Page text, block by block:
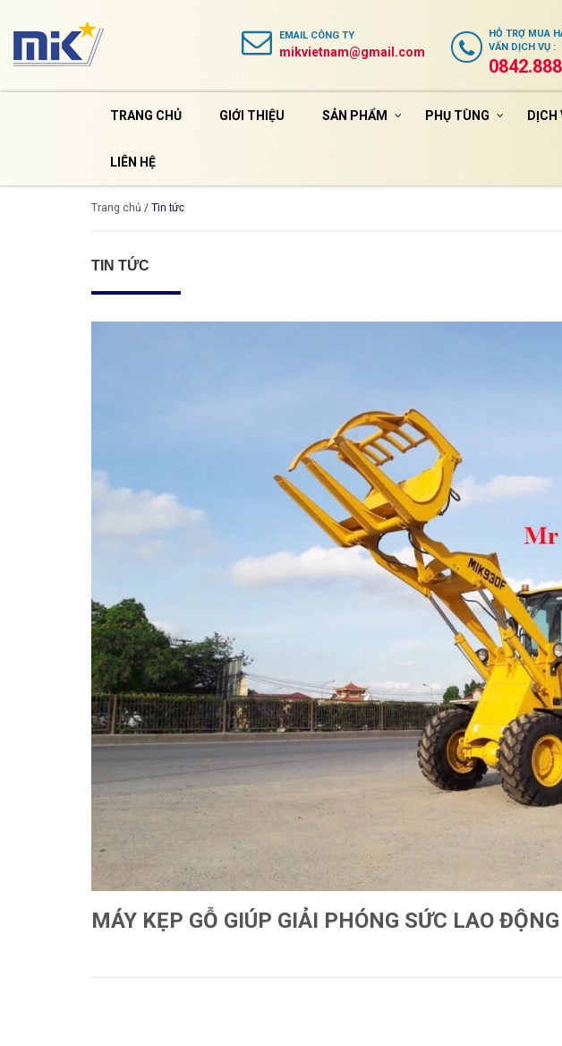
HỖ TRỢ MUA
VẤN DỊCH VỤ :
EMAIL CÔNG TY
mikvietnam@gmail.com
TRANG CHỦ GIỚI THIỆU SẢN PHẨM PHỤ TÙNG DỊCH
LIÊN HỆ
Trang chủ / Tin tức
TIN TỨC
MÁY KẸP GỖ GIÚP GIẢI PHÓNG SỨC LAO